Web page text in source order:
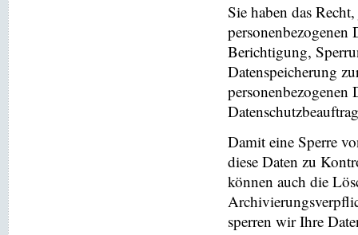
Sie haben das
personenbezogenen
Berichtigung,
Datenspeicherung
personenbezogenen
Damit eine Sperre
diese Daten zu
können auch die
sperren wir Ihre